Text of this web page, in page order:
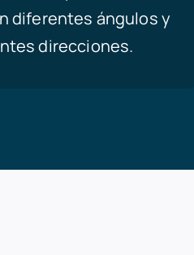
diferentes ángulos y
direcciones.